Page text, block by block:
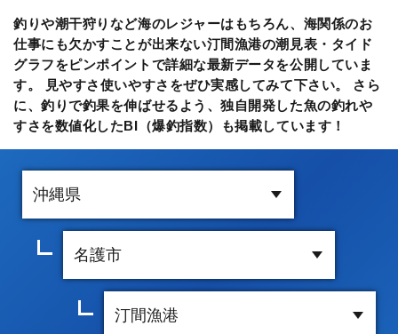
釣りや潮干狩りなど海のレジャーはもちろん、海関係のお
仕事にも欠かすことが出来ない汀間漁港の潮見表・タイド
グラフをピンポイントで詳細な最新データを公開していま
す。 見やすさ使いやすさをぜひ実感してみて下さい。 さら
に、釣りで釣果を伸ばせるよう、独自開発した魚の釣れや
すさを数値化したBI（爆釣指数）も掲載しています！